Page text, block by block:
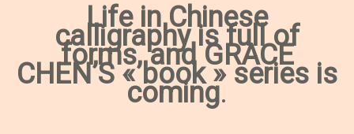
Life in Chinese
calligraphy is full of
forms, and GRACE
CHEN’S « book » series is
coming.